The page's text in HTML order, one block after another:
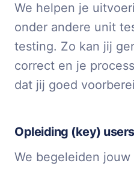
We helpen je
onder andere unit
testing. Zo kan jij
correct en je
dat jij goed
Opleiding (key) users
We begeleiden